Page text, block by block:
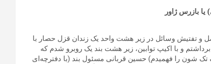
بازرس ژاور
مفصل و تفتیش وسائل در زیر هشت واحد یک زندان قزل حصار با
و با اکیپ توابین، زیر هشت بند یک روبرو شدم که
تک شون را فهمیدم) حسین قربانی مسئول بند (با دفترچه‌ای